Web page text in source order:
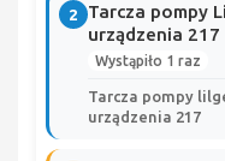
2
Tarcza pompy
urządzenia 217
Wystąpiło 1 raz
Tarcza pompy
urządzenia 217